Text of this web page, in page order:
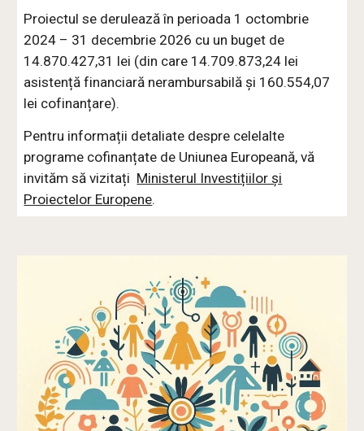
Proiectul se derulează în perioada 1 octombrie
2024 – 31 decembrie 2026 cu un buget de
14.870.427,31 lei (din care 14.709.873,24 lei
asistență financiară nerambursabilă și 160.554,07
lei cofinanțare).
Pentru informații detaliate despre celelalte
programe cofinanțate de Uniunea Europeană, vă
invităm să vizitați Ministerul Investițiilor și
Proiectelor Europene.